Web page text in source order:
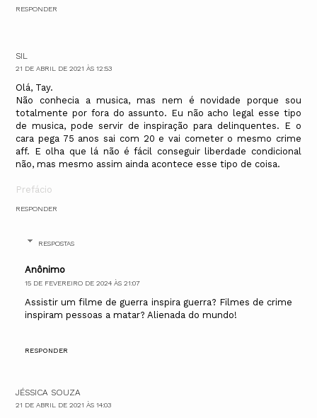
RESPONDER
SIL
21 DE ABRIL DE 2021 ÀS 12:53
Olá, Tay.
Não conhecia a musica, mas nem é novidade porque sou
totalmente por fora do assunto. Eu não acho legal esse tipo
de musica, pode servir de inspiração para delinquentes. E o
cara pega 75 anos sai com 20 e vai cometer o mesmo crime
aff. E olha que lá não é fácil conseguir liberdade condicional
não, mas mesmo assim ainda acontece esse tipo de coisa.
Prefácio
RESPONDER
RESPOSTAS
Anônimo
15 DE FEVEREIRO DE 2024 ÀS 21:07
Assistir um filme de guerra inspira guerra? Filmes de crime
inspiram pessoas a matar? Alienada do mundo!
RESPONDER
JÉSSICA SOUZA
21 DE ABRIL DE 2021 ÀS 14:03